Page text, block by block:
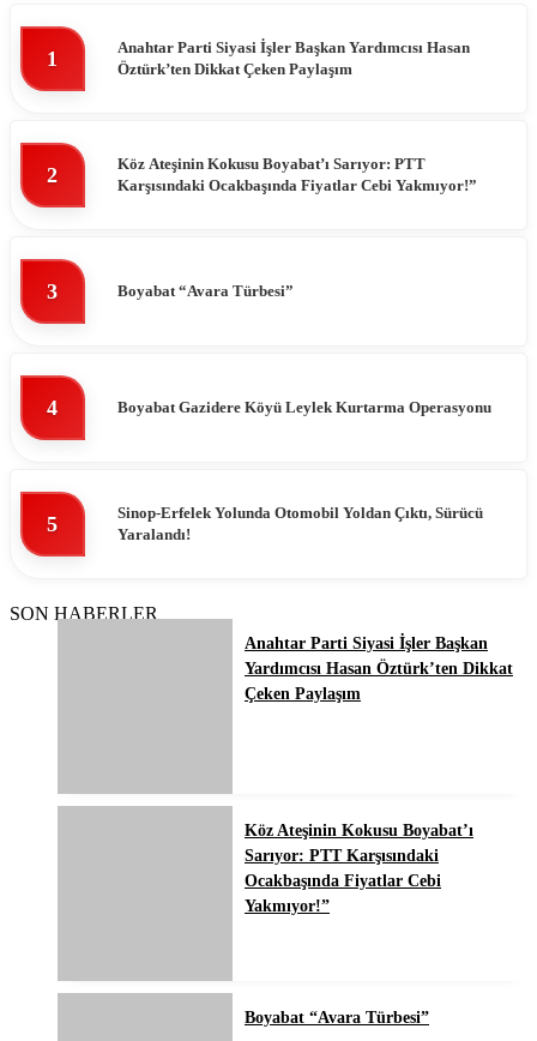
1
Anahtar Parti Siyasi İşler Başkan Yardımcısı Hasan
Öztürk’ten Dikkat Çeken Paylaşım
2
Köz Ateşinin Kokusu Boyabat’ı Sarıyor: PTT
Karşısındaki Ocakbaşında Fiyatlar Cebi Yakmıyor!”
3 Boyabat “Avara Türbesi”
4 Boyabat Gazidere Köyü Leylek Kurtarma Operasyonu
5
Sinop-Erfelek Yolunda Otomobil Yoldan Çıktı, Sürücü
Yaralandı!
SON HABERLER
Anahtar Parti Siyasi İşler Başkan
Yardımcısı Hasan Öztürk’ten Dikkat
Çeken Paylaşım
Köz Ateşinin Kokusu Boyabat’ı
Sarıyor: PTT Karşısındaki
Ocakbaşında Fiyatlar Cebi
Yakmıyor!”
Boyabat “Avara Türbesi”